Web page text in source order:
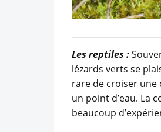
Les reptiles :
lézards verts se
rare de croiser une
un point d’eau. La
beaucoup